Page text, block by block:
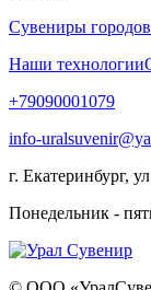
Сувениры
Наши технологии
+79090001079
info-
г. Екатеринбург,
Понедельник -